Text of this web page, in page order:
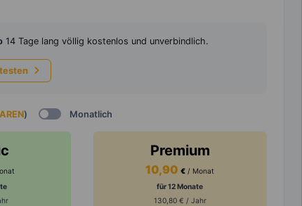
14 Tage lang völlig kostenlos und unverbindlich.
) Monatlich
Premium
10,90€ / Monat
für 12 Monate
130,80 € / Jahr